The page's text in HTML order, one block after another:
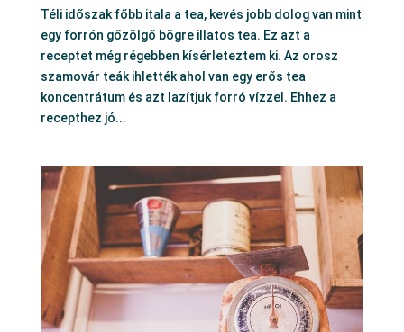
Téli időszak főbb itala a tea, kevés jobb dolog van mint
egy forrón gőzölgő bögre illatos tea. Ez azt a
receptet még régebben kísérleteztem ki. Az orosz
szamovár teák ihlették ahol van egy erős tea
koncentrátum és azt lazítjuk forró vízzel. Ehhez a
recepthez jó...